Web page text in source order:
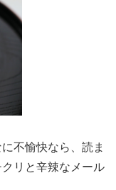
不愉快なら、読ま
リと辛辣なメール